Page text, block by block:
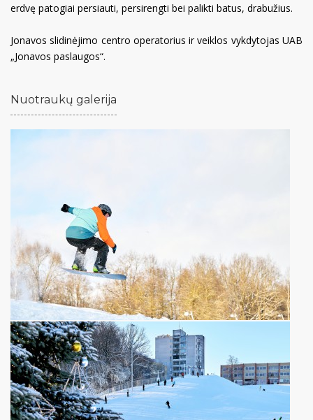
erdvę patogiai persiauti, persirengti bei palikti batus, drabužius.
Jonavos slidinėjimo centro operatorius ir veiklos vykdytojas UAB
„Jonavos paslaugos“.
Nuotraukų galerija